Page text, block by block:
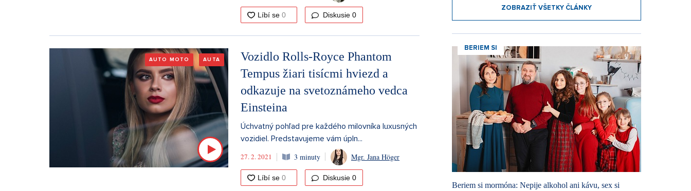
Diskusie 0
AUTO MOTO AUTA
Vozidlo Rolls-Royce Phantom
Tempus žiari tisícmi hviezd a
odkazuje na svetoznámeho vedca
Einsteina
Úchvatný pohľad pre každého milovníka luxusných
vozidiel. Predstavujeme vám úpln...
27. 2. 2021 3 minuty Mgr. Jana Höger
Diskusie 0
ZOBRAZIŤ VŠETKY ČLÁNKY
BERIEM SI
Beriem si mormóna: Nepije alkohol ani kávu, sex si